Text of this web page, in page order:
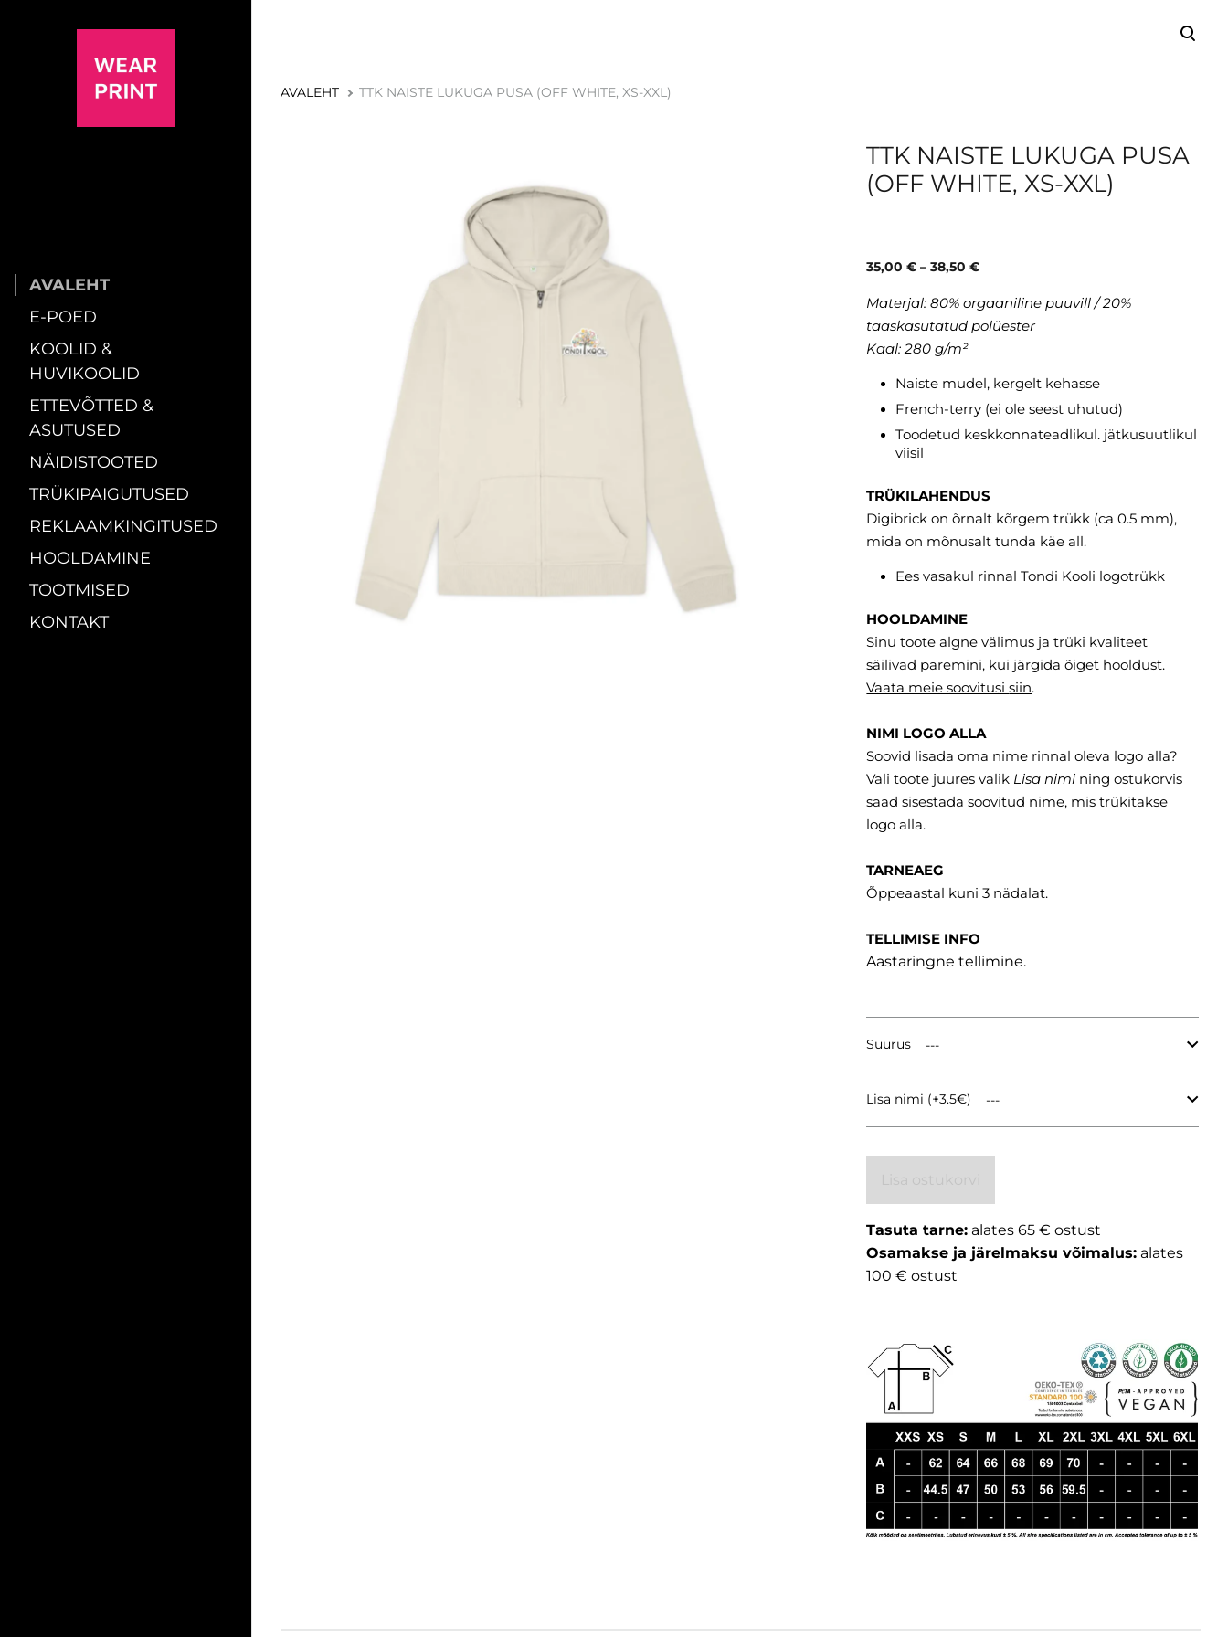
AVALEHT
E-POED
KOOLID &
HUVIKOOLID
ETTEVÕTTED &
ASUTUSED
NÄIDISTOOTED
TRÜKIPAIGUTUSED
REKLAAMKINGITUSED
HOOLDAMINE
TOOTMISED
KONTAKT
AVALEHT TTK NAISTE LUKUGA PUSA (OFF WHITE, XS-XXL)
TTK NAISTE LUKUGA PUSA
(OFF WHITE, XS-XXL)
35,00 € –38,50 €
Materjal:80% orgaaniline puuvill / 20%
taaskasutatud polüester
Kaal: 280 g/m²
Naiste mudel, kergelt kehasse
French-terry (ei ole seest uhutud)
Toodetud keskkonnateadlikul. jätkusuutlikul
viisil
TRÜKILAHENDUS
Digibrick on õrnalt kõrgem trükk (ca 0.5 mm),
mida on mõnusalt tunda käe all.
Ees vasakul rinnal Tondi Kooli logotrükk
HOOLDAMINE
Sinu toote algne välimus ja trüki kvaliteet
säilivad paremini, kui järgida õiget hooldust.
Vaata meie soovitusisiin.
NIMI LOGO ALLA
Soovid lisada oma nime rinnal oleva logo alla?
Vali toote juures valik Lisa nimi ning ostukorvis
saad sisestada soovitud nime, mis trükitakse
logo alla.
TARNEAEG
Õppeaastal kuni 3 nädalat.
TELLIMISE INFO
Aastaringne tellimine.
Suurus
Lisa nimi (+3.5€)
Tasuta tarne: alates 65 € ostust
Osamakse ja järelmaksu võimalus: alates
100 € ostust